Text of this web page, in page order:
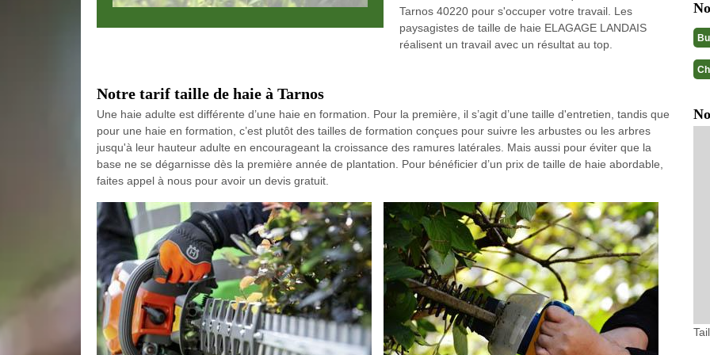
Tarnos 40220 pour s'occuper votre travail. Les
paysagistes de taille de haie ELAGAGE LANDAIS
réalisent un travail avec un résultat au top.
Notre tarif taille de haie à Tarnos
Une haie adulte est différente d’une haie en formation. Pour la première, il s’agit d’une taille d'entretien, tandis que
pour une haie en formation, c’est plutôt des tailles de formation conçues pour suivre les arbustes ou les arbres
jusqu'à leur hauteur adulte en encourageant la croissance des ramures latérales. Mais aussi pour éviter que la
base ne se dégarnisse dès la première année de plantation. Pour bénéficier d’un prix de taille de haie abordable,
faites appel à nous pour avoir un devis gratuit.